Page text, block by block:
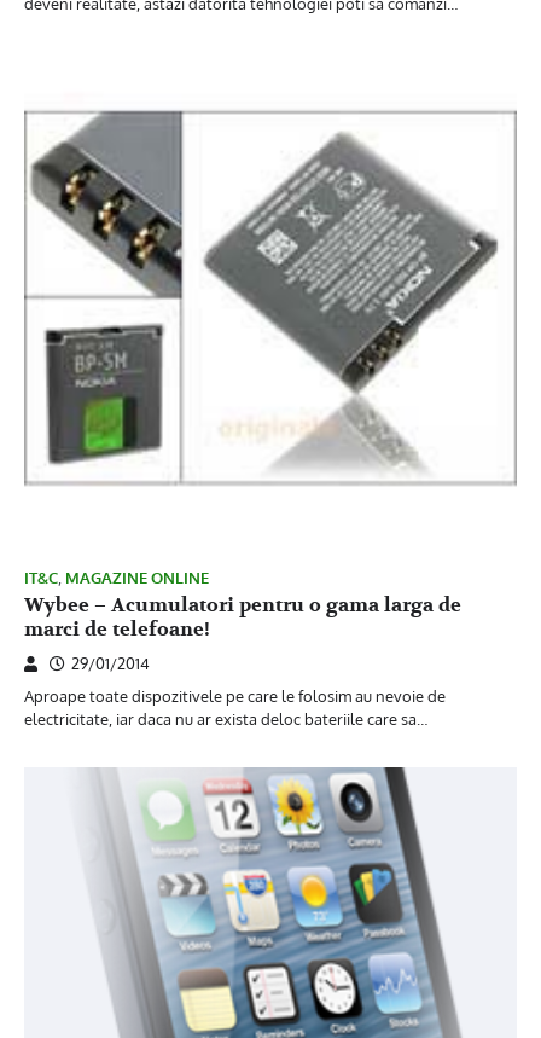
IT&C MAGAZINE ONLINE
Wybee – Acumulatori pentru o gama larga de
marci de telefoane!
29/01/2014
Aproape toate dispozitivele pe care le folosim au nevoie de
electricitate, iar daca nu ar exista deloc bateriile care sa…